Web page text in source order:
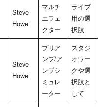
Steve
Howe
マルチ
エフェ
クター
ライブ
用の選
択肢
Steve
Howe
プリア
ンプ/ア
ンプシ
ミュレ
ーター
スタジ
オワー
クや選
択肢と
して